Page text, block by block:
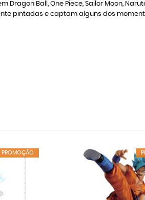
Ball, One Piece, Sailor Moon,
pintadas e captam alguns dos
PROMOÇÃO